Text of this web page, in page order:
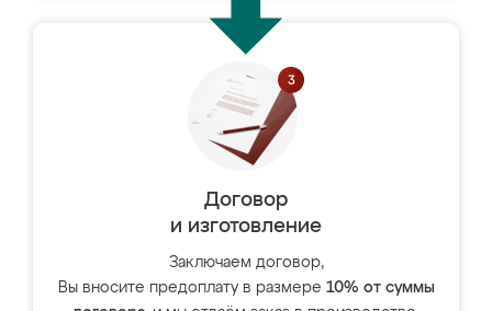
Договор
и изготовление
Заключаем договор,
Вы вносите предоплату в размере 10% от суммы